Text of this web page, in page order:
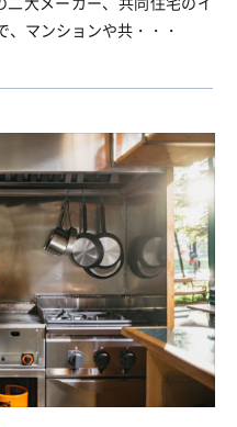
マンションや共・・・